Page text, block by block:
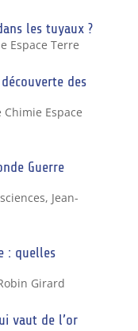
les tuyaux ?
Espace Terre
des
Chimie Espace
Guerre
, Jean-
: quelles
Girard
vaut de l’or